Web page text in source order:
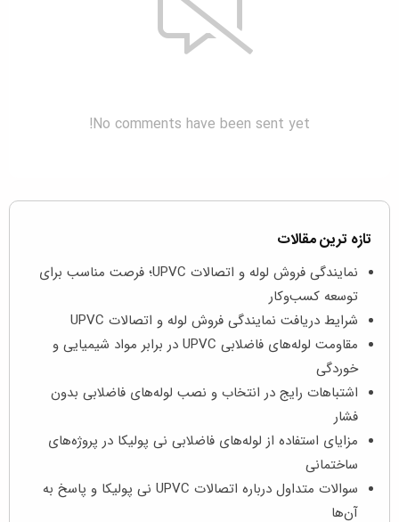
No comments have been sent yet!
تازه ترین مقالات
نمایندگی فروش لوله و اتصالات UPVC؛ فرصت مناسب برای
توسعه کسب‌وکار
شرایط دریافت نمایندگی فروش لوله و اتصالات UPVC
مقاومت لوله‌های فاضلابی UPVC در برابر مواد شیمیایی و
خوردگی
اشتباهات رایج در انتخاب و نصب لوله‌های فاضلابی بدون
فشار
مزایای استفاده از لوله‌های فاضلابی نی پولیکا در پروژه‌های
ساختمانی
سوالات متداول درباره اتصالات UPVC نی پولیکا و پاسخ به
آن‌ها